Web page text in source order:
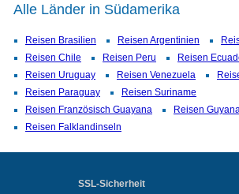
Alle Länder in Südamerika
Reisen Brasilien Reisen Argentinien
Reisen Chile
Reisen Peru
Reisen
Reisen Uruguay
Reisen Venezuela
Reisen Paraguay
Reisen Suriname
Reisen Französisch Guayana
Reisen Guyana
Reisen Falklandinseln
SSL-Sicherheit